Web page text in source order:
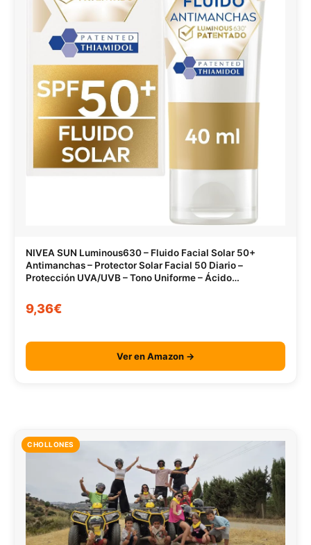
NIVEA SUN Luminous630 – Fluido Facial Solar 50+
Antimanchas – Protector Solar Facial 50 Diario –
Protección UVA/UVB – Tono Uniforme – Ácido
9,36€
Ver en Amazon →
CHOLLONES